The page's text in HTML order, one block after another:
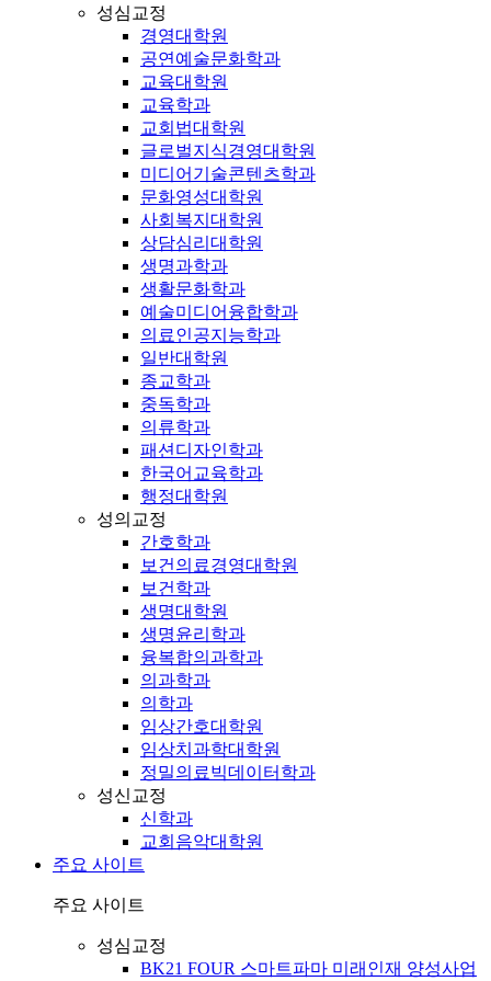
성심교정
경영대학원
공연예술문화학과
교육대학원
교육학과
교회법대학원
글로벌지식경영대학원
미디어기술콘텐츠학과
문화영성대학원
사회복지대학원
상담심리대학원
생명과학과
생활문화학과
예술미디어융합학과
의료인공지능학과
일반대학원
종교학과
중독학과
의류학과
패션디자인학과
한국어교육학과
행정대학원
성의교정
간호학과
보건의료경영대학원
보건학과
생명대학원
생명윤리학과
융복합의과학과
의과학과
의학과
임상간호대학원
임상치과학대학원
정밀의료빅데이터학과
성신교정
신학과
교회음악대학원
주요 사이트
주요 사이트
성심교정
BK21 FOUR 스마트파마 미래인재 양성사업